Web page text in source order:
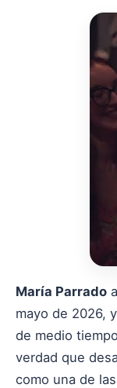
María Parrado
mayo de 2026,
de medio
verdad que
como una de